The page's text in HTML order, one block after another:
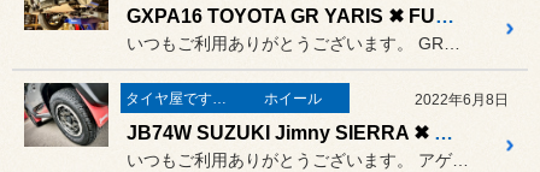
GXPA16 TOYOTA GR YARIS ✖ FUJITSUBO AUTHRIZE-R
タイヤ屋です。「本業」のタイヤ ホイール 2022年6月8日
JB74W SUZUKI Jimny SIERRA ✖ DUELER A/T 001 ✖ RAYS TEAM DAYTONA M9
いつもご利用ありがとうございます。 アゲ⤴系流行ってますが